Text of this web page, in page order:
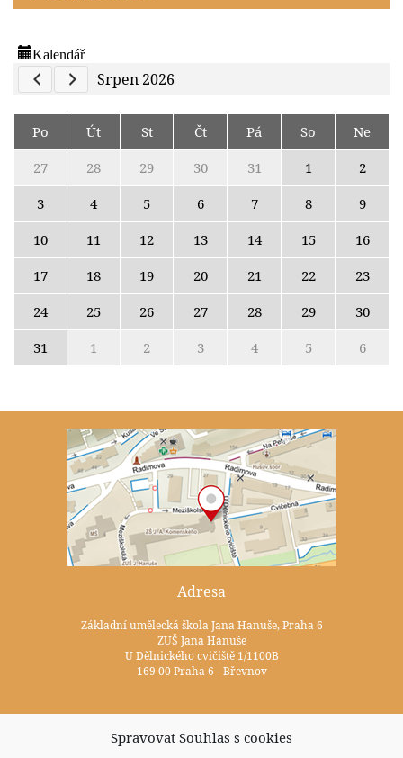
Spravovat Souhlas s cookies
Kalendář
Previous Calendar
Next Calendar
Srpen 2026
Po Út St Čt Pá So
Ne
27
28 29 30 31 1
2
3
4 5 6 7 8
9
10
11 12 13 14 15
16
17
18 19 20 21 22
23
24
25 26 27 28 29
30
31
1 2 3 4 5 6
Adresa
Základní umělecká škola Jana Hanuše, Praha 6
ZUŠ Jana Hanuše
U Dělnického cvičiště 1/1100B
169 00 Praha 6 - Břevnov